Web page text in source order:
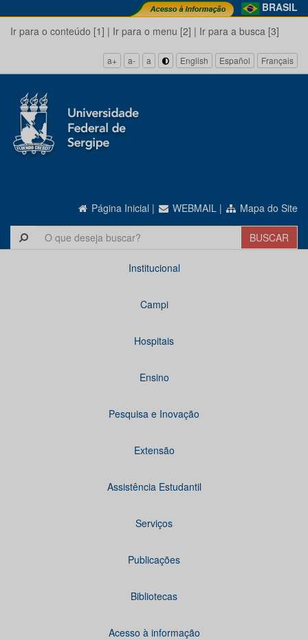
BRASIL
Ir para o conteúdo [1] | Ir para o menu [2] | Ir para a busca [3]
a+ a- a English Español Français
Página Inicial | WEBMAIL | Mapa do Site
Institucional
Campi
Hospitais
Ensino
Pesquisa e Inovação
Extensão
Assistência Estudantil
Serviços
Publicações
Bibliotecas
Acesso à informação